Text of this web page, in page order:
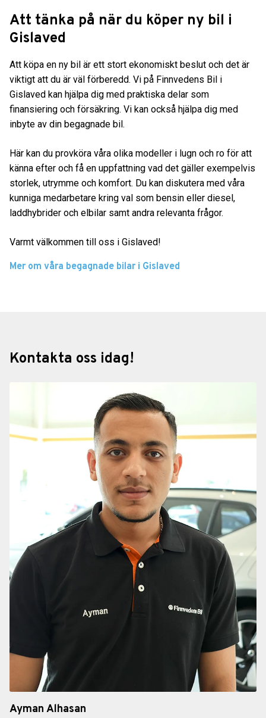
Att tänka på när du köper ny bil i
Gislaved
Att köpa en ny bil är ett stort ekonomiskt beslut och det är
viktigt att du är väl förberedd. Vi på Finnvedens Bil i
Gislaved kan hjälpa dig med praktiska delar som
finansiering och försäkring. Vi kan också hjälpa dig med
inbyte av din begagnade bil.
Här kan du provköra våra olika modeller i lugn och ro för att
känna efter och få en uppfattning vad det gäller exempelvis
storlek, utrymme och komfort. Du kan diskutera med våra
kunniga medarbetare kring val som bensin eller diesel,
laddhybrider och elbilar samt andra relevanta frågor.
Varmt välkommen till oss i Gislaved!
Mer om våra begagnade bilar i Gislaved
Kontakta oss idag!
Ayman Alhasan